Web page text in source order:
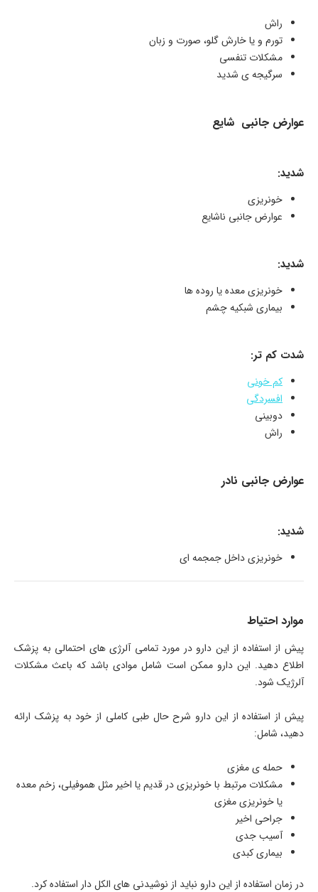
راش
تورم و یا خارش گلو، صورت و زبان
مشکلات تنفسی
سرگیجه ی شدید
عوارض جانبی شایع
شدید:
خونریزی
عوارض جانبی ناشایع
شدید:
خونریزی معده یا روده ها
بیماری شبکیه چشم
شدت کم تر:
کم خونی
افسردگی
دوبینی
راش
عوارض جانبی نادر
شدید:
خونریزی داخل جمجمه ای
موارد احتیاط
پیش از استفاده از این دارو در مورد تمامی آلرژی های احتمالی به پزشک
اطلاع دهید. این دارو ممکن است شامل موادی باشد که باعث مشکلات
آلرژیک شود.
پیش از استفاده از این دارو شرح حال طبی کاملی از خود به پزشک ارائه
دهید، شامل:
حمله ی مغزی
مشکلات مرتبط با خونریزی در قدیم یا اخیر مثل هموفیلی، زخم معده
یا خونریزی مغزی
جراحی اخیر
آسیب جدی
بیماری کبدی
در زمان استفاده از این دارو نباید از نوشیدنی های الکل دار استفاده کرد.